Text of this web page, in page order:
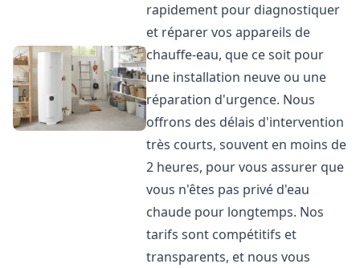
rapidement pour diagnostiquer
et réparer vos appareils de
chauffe-eau, que ce soit pour
une installation neuve ou une
réparation d'urgence. Nous
offrons des délais d'intervention
très courts, souvent en moins de
2 heures, pour vous assurer que
vous n'êtes pas privé d'eau
chaude pour longtemps. Nos
tarifs sont compétitifs et
transparents, et nous vous